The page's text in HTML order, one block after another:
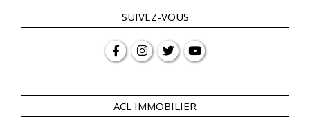
SUIVEZ-VOUS
ACL IMMOBILIER